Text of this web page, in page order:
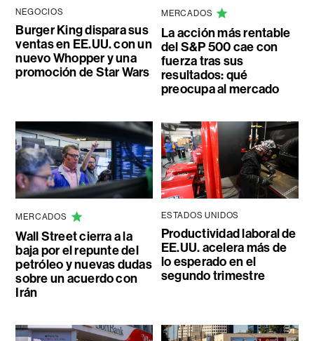
NEGOCIOS
Burger King dispara sus
ventas en EE.UU. con un
nuevo Whopper y una
promoción de Star Wars
MERCADOS
La acción más rentable
del S&P 500 cae con
fuerza tras sus
resultados: qué
preocupa al mercado
MERCADOS
Wall Street cierra a la
baja por el repunte del
petróleo y nuevas dudas
sobre un acuerdo con
Irán
ESTADOS UNIDOS
Productividad laboral de
EE.UU. acelera más de
lo esperado en el
segundo trimestre